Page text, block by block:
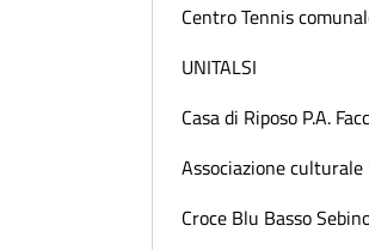
Centro Tennis
UNITALSI
Casa di Riposo P.A.
Associazione
Croce Blu Basso